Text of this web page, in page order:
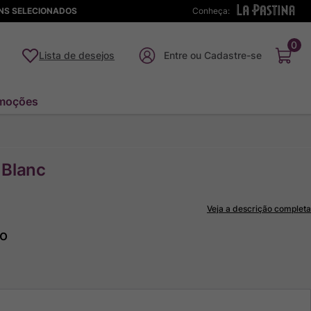
Conheça:
SELECIONADOS
Lista de desejos
0
Veja a descrição completa